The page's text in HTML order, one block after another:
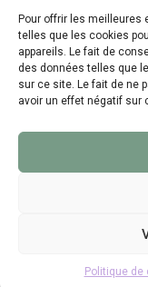
Pour offrir les
telles que les cookies
appareils. Le fait de
des données telles que
sur ce site. Le fait de ne
avoir un effet négatif
Politique de